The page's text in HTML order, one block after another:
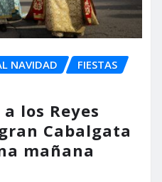
NAVIDAD
FIESTAS
los Reyes
Cabalgata
mañana